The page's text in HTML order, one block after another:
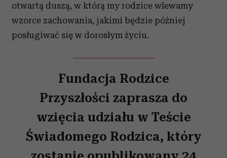
otwartą duszą, w którą my rodzice wlewamy
wzorce zachowania, jakimi będzie później
posługiwać się w dorosłym życiu.
Fundacja Rodzice
Przyszłości zaprasza do
wzięcia udziału w Teście
Świadomego Rodzica, który